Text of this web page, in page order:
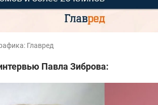
Главред
Павла Зиброва: